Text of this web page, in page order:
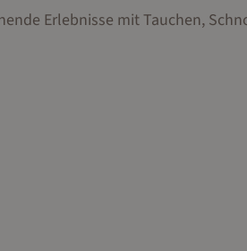
Erlebnisse mit Tauchen,